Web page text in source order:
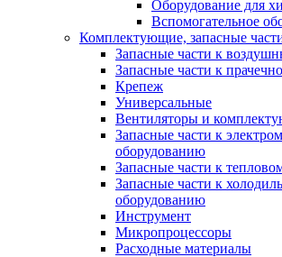
Оборудование для
Вспомогательное
Комплектующие, запасные
Запасные части к
Запасные части к
Крепеж
Универсальные
Вентиляторы и
Запасные части к
оборудованию
Запасные части к
Запасные части к
оборудованию
Инструмент
Микропроцессоры
Расходные материалы